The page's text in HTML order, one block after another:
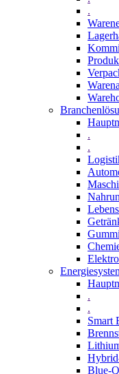
.
.
.
.
.
Smart
Blue-Q